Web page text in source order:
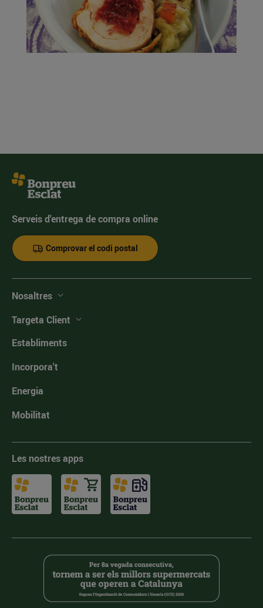
Serveis d'entrega de compra online
Comprovar el codi postal
Nosaltres
Targeta Client
Establiments
Incorpora't
Energia
Mobilitat
Les nostres apps